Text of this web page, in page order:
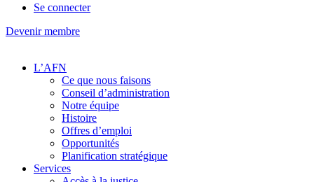
Se connecter
Devenir membre
L’AFN
Ce que nous faisons
Conseil d’administration
Notre équipe
Histoire
Offres d’emploi
Opportunités
Planification stratégique
Services